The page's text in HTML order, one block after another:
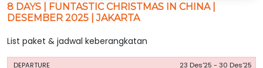
8 DAYS | FUNTASTIC CHRISTMAS IN CHINA |
DESEMBER 2025 | JAKARTA
List paket & jadwal keberangkatan
HARGA
23 Des'25 - 30 Des'25